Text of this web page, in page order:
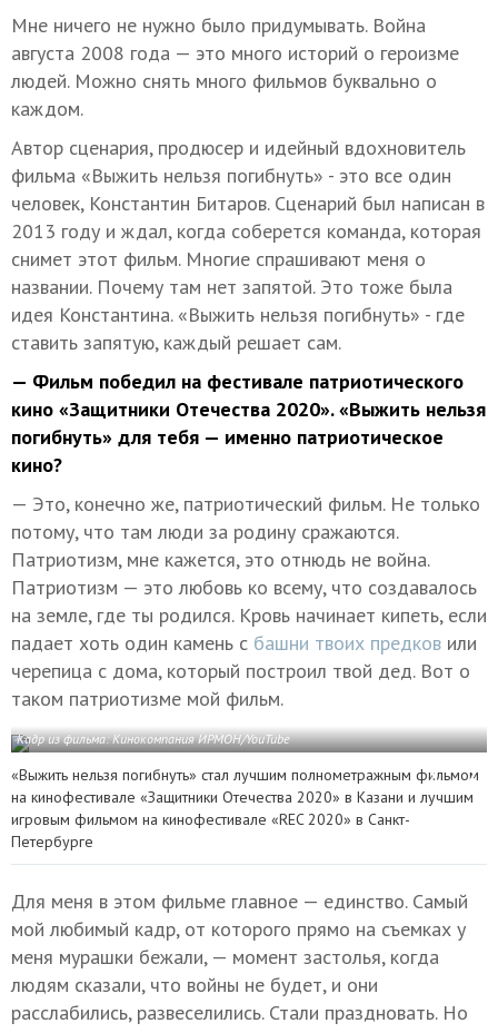
Мне ничего не нужно было придумывать. Война
августа 2008 года — это много историй о героизме
людей. Можно снять много фильмов буквально о
каждом.
Автор сценария, продюсер и идейный вдохновитель
фильма «Выжить нельзя погибнуть» - это все один
человек, Константин Битаров. Сценарий был написан в
2013 году и ждал, когда соберется команда, которая
снимет этот фильм. Многие спрашивают меня о
названии. Почему там нет запятой. Это тоже была
идея Константина. «Выжить нельзя погибнуть» - где
ставить запятую, каждый решает сам.
— Фильм победил на фестивале патриотического
кино «Защитники Отечества 2020». «Выжить нельзя
погибнуть» для тебя — именно патриотическое
кино?
— Это, конечно же, патриотический фильм. Не только
потому, что там люди за родину сражаются.
Патриотизм, мне кажется, это отнюдь не война.
Патриотизм — это любовь ко всему, что создавалось
на земле, где ты родился. Кровь начинает кипеть, если
падает хоть один камень с башни твоих предков или
черепица с дома, который построил твой дед. Вот о
таком патриотизме мой фильм.
Кадр из фильма:Кинокомпания ИРМОН/YouTube
«Выжить нельзя погибнуть» стал лучшим полнометражным фильмом
на кинофестивале «Защитники Отечества 2020» в Казани и лучшим
игровым фильмом на кинофестивале «REC 2020» в Санкт-
Петербурге
Для меня в этом фильме главное — единство. Самый
мой любимый кадр, от которого прямо на съемках у
меня мурашки бежали, — момент застолья, когда
людям сказали, что войны не будет, и они
расслабились, развеселились. Стали праздновать. Но